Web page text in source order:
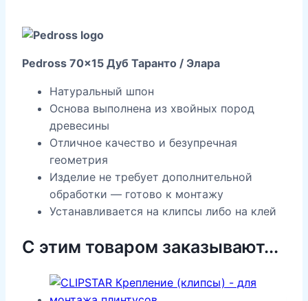
Pedross 70×15 Дуб Таранто / Элара
Натуральный шпон
Основа выполнена из хвойных пород
древесины
Отличное качество и безупречная
геометрия
Изделие не требует дополнительной
обработки — готово к монтажу
Устанавливается на клипсы либо на клей
С этим товаром заказывают...